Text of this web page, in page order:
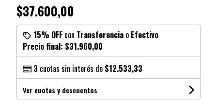
$37.600,00
15% OFFcon Transferenciao Efectivo
Precio final: $31.960,00
3 cuotas sin interés de $12.533,33
Ver cuotas y descuentos